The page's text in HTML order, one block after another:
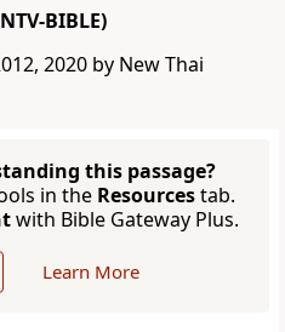
BIBLE)
2020 by New Thai
this passage?
in the Resourcestab.
with Bible Gateway Plus.
Learn More